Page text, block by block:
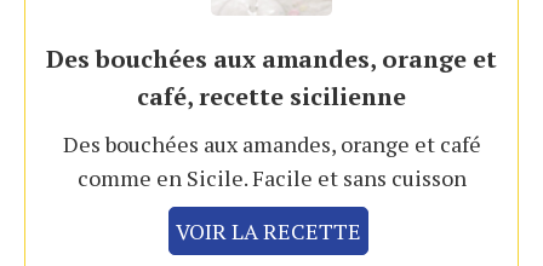
Des bouchées aux amandes, orange et
café, recette sicilienne
Des bouchées aux amandes, orange et café
comme en Sicile. Facile et sans cuisson
VOIR LA RECETTE